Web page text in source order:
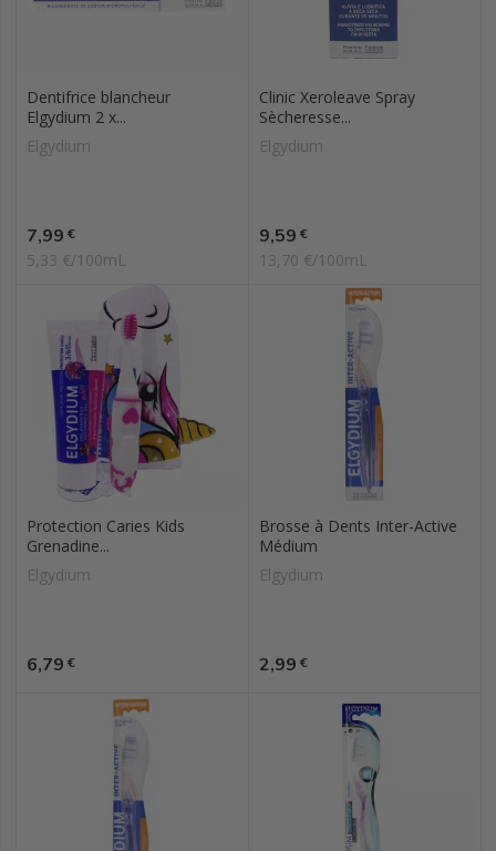
Dentifrice blancheur
Elgydium 2 x...
Elgydium
Prix
7,99 €
5,33 €/100mL
Clinic Xeroleave Spray
Sècheresse...
Elgydium
Prix
9,59 €
13,70 €/100mL
Protection Caries Kids
Grenadine...
Elgydium
Prix
6,79 €
Brosse à Dents Inter-Active
Médium
Elgydium
Prix
2,99 €